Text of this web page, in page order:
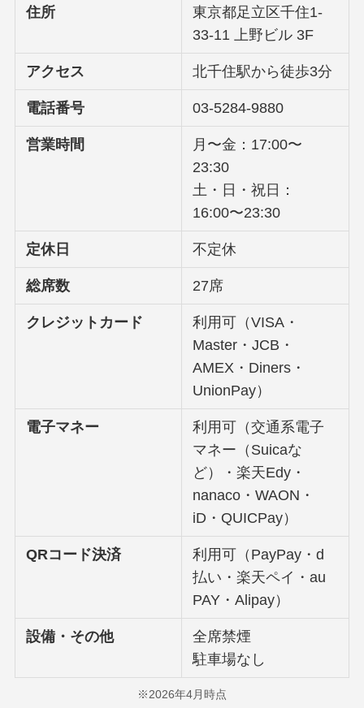
住所
東京都足立区千住1-
33-11 上野ビル 3F
アクセス 北千住駅から徒歩3分
電話番号 03-5284-9880
営業時間
月〜金：17:00〜
23:30
土・日・祝日：
16:00〜23:30
定休日 不定休
総席数 27席
クレジットカード
利用可（VISA・
Master・JCB・
AMEX・Diners・
UnionPay）
電子マネー
利用可（交通系電子
マネー（Suicaな
ど）・楽天Edy・
nanaco・WAON・
iD・QUICPay）
QRコード決済
利用可（PayPay・d
払い・楽天ペイ・au
PAY・Alipay）
設備・その他
全席禁煙
駐車場なし
※2026年4月時点